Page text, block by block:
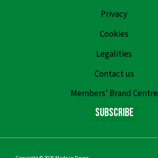
Privacy
Cookies
Legalities
Contact us
Members’ Brand Centre
Subscribe